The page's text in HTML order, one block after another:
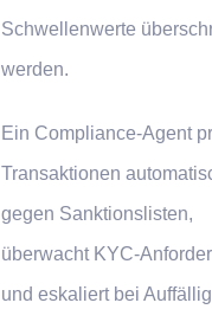
Schwellenwerte
werden.
Ein Compliance-Agent
Transaktionen
gegen Sanktionslisten,
überwacht KYC-
und eskaliert bei